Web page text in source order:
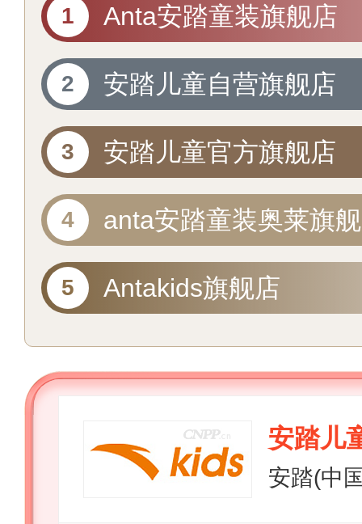
Anta安踏童装旗舰店
安踏儿童自营旗舰店
安踏儿童官方旗舰店
anta安踏童装奥莱旗
Antakids旗舰店
安踏儿
安踏(中